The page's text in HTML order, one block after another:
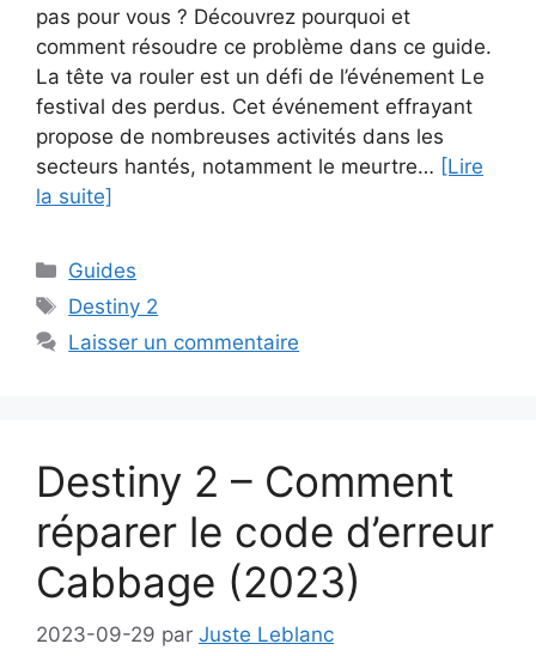
pas pour vous ? Découvrez pourquoi et
comment résoudre ce problème dans ce guide.
La tête va rouler est un défi de l’événement Le
festival des perdus. Cet événement effrayant
propose de nombreuses activités dans les
secteurs hantés, notamment le meurtre… [Lire
la suite]
Catégories
Guides
Étiquettes
Destiny 2
Laisser un commentaire
Destiny 2 – Comment
réparer le code d’erreur
Cabbage (2023)
2023-09-29 par Juste Leblanc